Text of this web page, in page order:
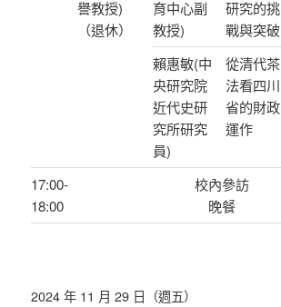
譽教授)
（退休）
育中心副
教授)
研究的挑
戰與突破
賴惠敏(中
央研究院
近代史研
究所研究
員)
從清代茶
法看四川
省的財政
運作
17:00-
18:00
校內參訪
晚餐
2024 年 11 月 29 日（週五）